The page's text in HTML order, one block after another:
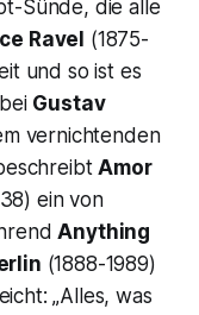
Sünde, die alle
Ravel (1875-
und so ist es
Gustav
vernichtenden
Amor
ein von
Anything
(1888-1989)
„Alles, was